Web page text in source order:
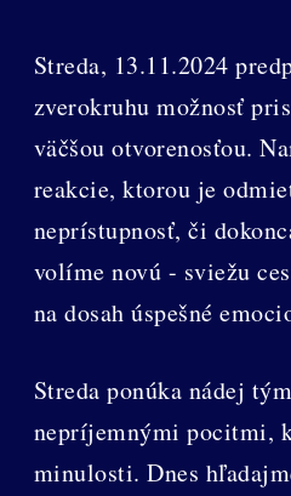
Streda, 13.11.2024
zverokruhu možnosť
väčšou otvorenosťou.
reakcie, ktorou je
neprístupnosť, či
volíme novú - sviežu
na dosah úspešné
Streda ponúka nádej
nepríjemnými pocitmi,
minulosti. Dnes